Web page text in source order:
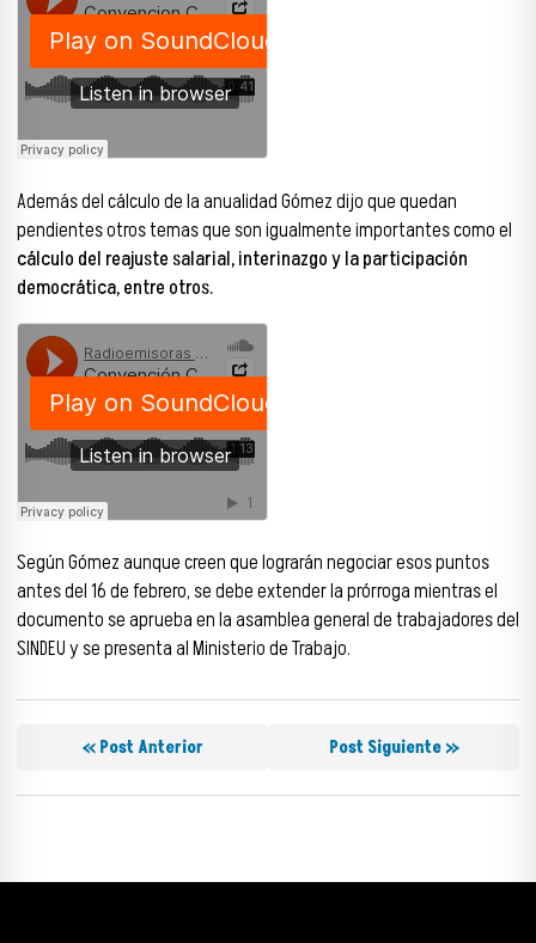
Además del cálculo de la anualidad Gómez dijo que quedan
pendientes otros temas que son igualmente importantes como el
cálculo del reajuste salarial, interinazgo y la participación
democrática, entre otros.
Según Gómez aunque creen que lograrán negociar esos puntos
antes del 16 de febrero, se debe extender la prórroga mientras el
documento se aprueba en la asamblea general de trabajadores del
SINDEU y se presenta al Ministerio de Trabajo.
« Post Anterior Post Siguiente »